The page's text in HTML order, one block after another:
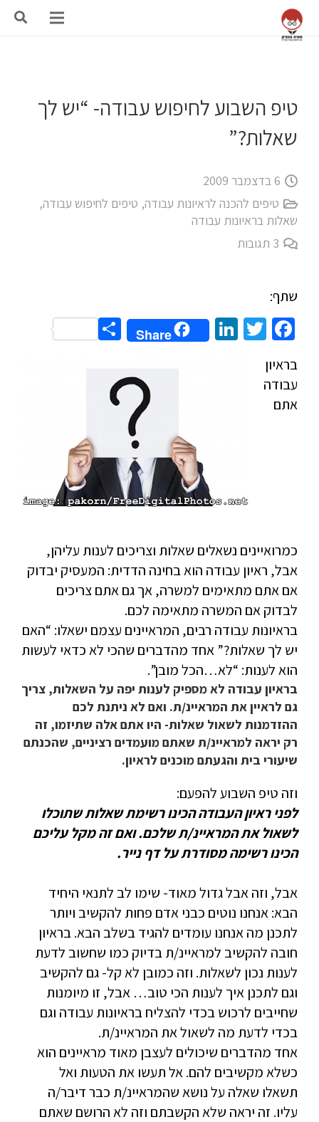
טיפ השבוע לחיפוש עבודה- “יש לך
שאלות?”
6 בדצמבר 2009
טיפים להכנה לראיונות עבודה, טיפים לחיפוש עבודה,
שאלות בראיונות עבודה
3 תגובות
שתף:
Facebook
Twitter
LinkedIn
Share
Share
בראיון
עבודה
אתם
כמרואיינים נשאלים שאלות וצריכים לענות עליהן,
אבל, ראיון עבודה הוא בחינה הדדית: המעסיק יבדוק
אם אתם מתאימים למשרה, אך גם אתם צריכים
לבדוק אם המשרה מתאימה לכם.
בראיונות עבודה רבים, המראיינים עצמם ישאלו: “האם
יש לך שאלות?” אחד מהדברים שהכי לא כדאי לעשות
הוא לענות: “לא…הכל מובן”.
בראיון עבודה לא מספיק לענות יפה על השאלות, צריך
גם לראיין את המראיינ/ת. ואם לא ניתנת לכם
ההזדמנות לשאול שאלות- היו אתם אלה שתיזמו, זה
רק יראה למראיינ/ת שאתם מועמדים רציניים, שהכנתם
שיעורי בית והגעתם מוכנים לראיון.
וזה טיפ השבוע להפעם:
לפני ראיון העבודה הכינו רשימת שאלות שתוכלו
לשאול את המראיינ/ת שלכם. ואם זה מקל עליכם
הכינו רשימה מסודרת על דף נייר.
אבל, וזה אבל גדול מאוד- שימו לב לתנאי היחיד
הבא: אנחנו נוטים כבני אדם פחות להקשיב ויותר
לתכנן מה אנחנו עומדים להגיד בשלב הבא. בראיון
חובה להקשיב למראיינ/ת בדיוק כמו שחשוב לדעת
לענות נכון לשאלות. וזה כמובן לא קל- גם להקשיב
וגם לתכנן איך לענות הכי טוב… אבל, זו מיומנות
שחייבים לרכוש בכדי להצליח בראיונות עבודה וגם
בכדי לדעת מה לשאול את המראיינ/ת.
אחד מהדברים שיכולים לעצבן מאוד מראיינים הוא
כשלא מקשיבים להם. אל תעשו את הטעות ואל
תשאלו שאלה על נושא שהמראיינ/ת כבר דיבר/ה
עליו. זה יראה שלא הקשבתם וזה לא הרושם שאתם